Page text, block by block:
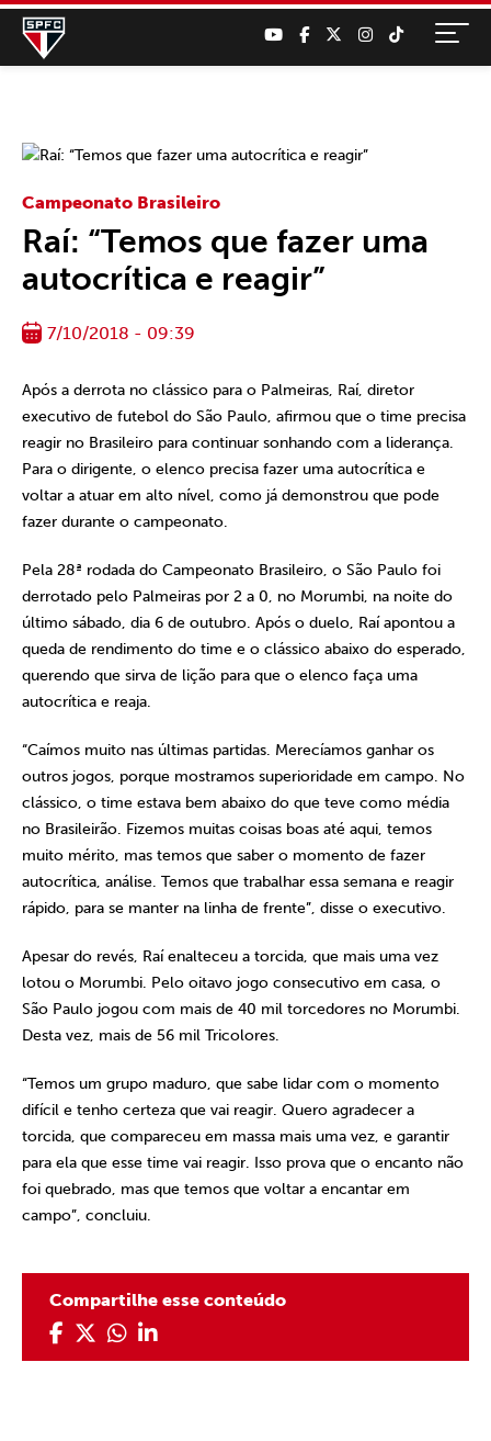
Campeonato Brasileiro
Raí: “Temos que fazer uma
autocrítica e reagir”
7/10/2018 - 09:39
Após a derrota no clássico para o Palmeiras, Raí, diretor
executivo de futebol do São Paulo, afirmou que o time precisa
reagir no Brasileiro para continuar sonhando com a liderança.
Para o dirigente, o elenco precisa fazer uma autocrítica e
voltar a atuar em alto nível, como já demonstrou que pode
fazer durante o campeonato.
Pela 28ª rodada do Campeonato Brasileiro, o São Paulo foi
derrotado pelo Palmeiras por 2 a 0, no Morumbi, na noite do
último sábado, dia 6 de outubro. Após o duelo, Raí apontou a
queda de rendimento do time e o clássico abaixo do esperado,
querendo que sirva de lição para que o elenco faça uma
autocrítica e reaja.
“Caímos muito nas últimas partidas. Merecíamos ganhar os
outros jogos, porque mostramos superioridade em campo. No
clássico, o time estava bem abaixo do que teve como média
no Brasileirão. Fizemos muitas coisas boas até aqui, temos
muito mérito, mas temos que saber o momento de fazer
autocrítica, análise. Temos que trabalhar essa semana e reagir
rápido, para se manter na linha de frente”, disse o executivo.
Apesar do revés, Raí enalteceu a torcida, que mais uma vez
lotou o Morumbi. Pelo oitavo jogo consecutivo em casa, o
São Paulo jogou com mais de 40 mil torcedores no Morumbi.
Desta vez, mais de 56 mil Tricolores.
“Temos um grupo maduro, que sabe lidar com o momento
difícil e tenho certeza que vai reagir. Quero agradecer a
torcida, que compareceu em massa mais uma vez, e garantir
para ela que esse time vai reagir. Isso prova que o encanto não
foi quebrado, mas que temos que voltar a encantar em
campo”, concluiu.
Compartilhe esse conteúdo